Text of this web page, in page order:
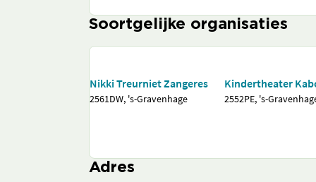
Soortgelijke organisaties
Nikki Treurniet Zangeres
2561DW, 's-Gravenhage
Kindertheater
2552PE, 's-
Adres